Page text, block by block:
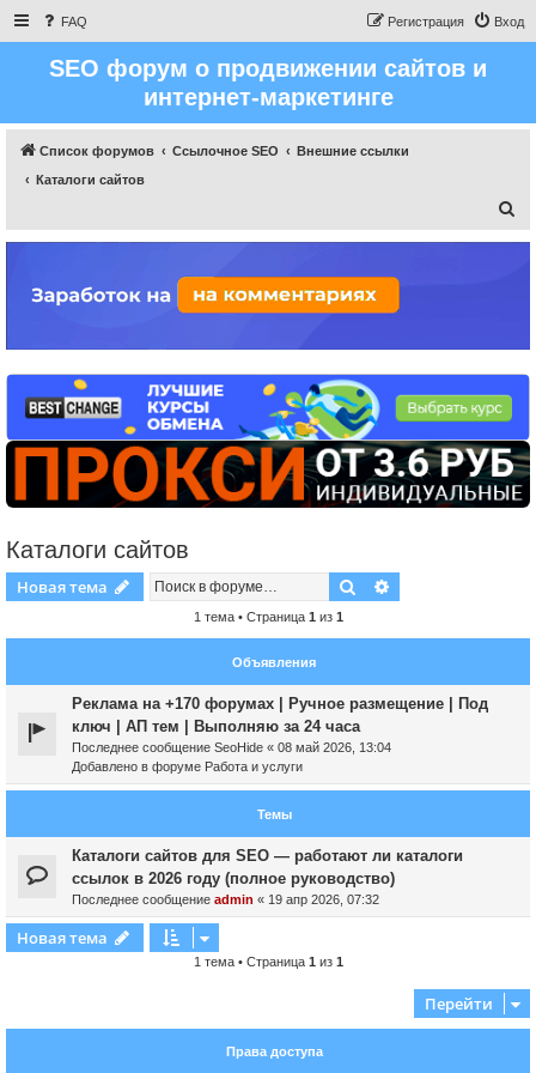
FAQ Вход
Регистрация
SEO форум о продвижении сайтов и
интернет-маркетинге
Список форумов Ссылочное SEO
Внешние ссылки
Каталоги сайтов
Каталоги сайтов
Новая тема Поиск
1 тема • Страница 1 из 1
Объявления
Реклама на +170 форумах | Ручное размещение | Под
ключ | АП тем | Выполняю за 24 часа
Последнее сообщение SeoHide « 08 май 2026, 13:04
Добавлено в форуме Работа и услуги
Темы
Каталоги сайтов для SEO — работают ли каталоги
ссылок в 2026 году (полное руководство)
Последнее сообщение admin « 19 апр 2026, 07:32
Новая тема
1 тема • Страница 1 из 1
Перейти
Права доступа